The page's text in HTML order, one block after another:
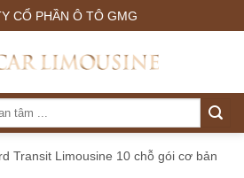
CỔ PHẦN Ô TÔ GMG
Transit Limousine 10 chỗ gói cơ bản